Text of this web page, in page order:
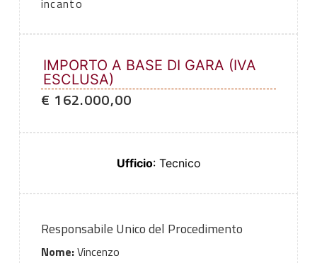
incanto
IMPORTO A BASE DI GARA (IVA
ESCLUSA)
€ 162.000,00
Ufficio: Tecnico
Responsabile Unico del Procedimento
Nome:Vincenzo